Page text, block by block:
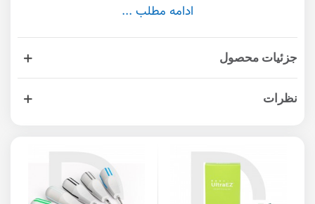
ادامه مطلب ...
جزئیات محصول
نظرات